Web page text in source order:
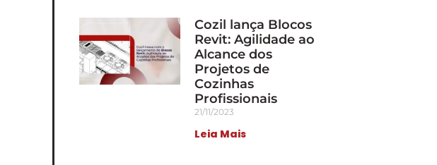
Cozil lança Blocos
Revit: Agilidade ao
Alcance dos
Projetos de
Cozinhas
Profissionais
21/11/2023
Leia Mais